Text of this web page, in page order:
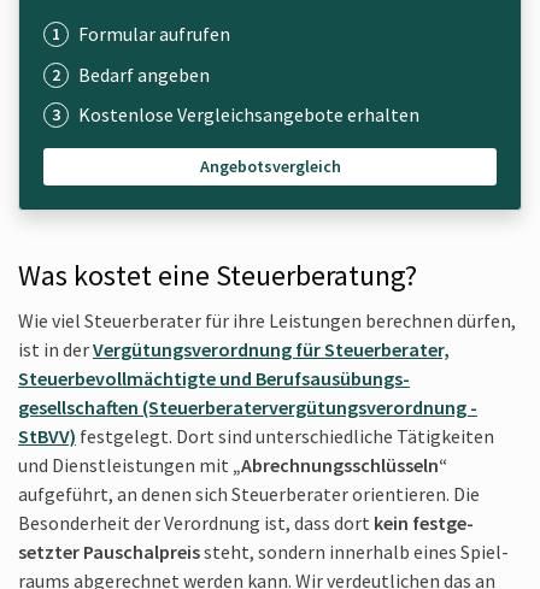
Formular aufrufen
Bedarf angeben
Kostenlose Vergleichsangebote erhalten
Angebotsvergleich
Was kostet eine Steuerberatung?
Wie viel Steuer­berater für ihre Leistungen berechnen dürfen,
ist in derVergütungs­verordnung für Steuer­berater,
Steuerbe­vollmächtigte und Berufs­ausübungs­
gesellschaften (Steuer­beratervergütungs­verordnung -
StBVV) festgelegt. Dort sind unter­schiedliche Tätig­keiten
und Dienst­leistungen mit „Abrechnungs­schlüsseln“
aufgeführt, an denen sich Steuer­berater orientieren. Die
Besonder­heit der Verordnung ist, dass dort kein festge­
setzter Pauschal­preissteht, sondern innerhalb eines Spiel­
raums abge­rechnet werden kann. Wir verdeut­lichen das an